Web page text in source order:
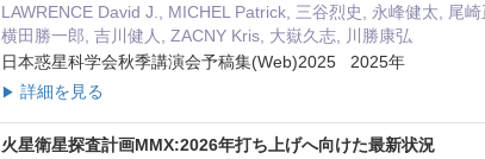
LAWRENCE David J., MICHEL Patrick, 三谷烈史, 永峰健太, 尾
横田勝一郎, 吉川健人, ZACNY Kris, 大嶽久志, 川勝康弘
日本惑星科学会秋季講演会予稿集(Web)2025 2025年
▶ 詳細を見る
火星衛星探査計画MMX:2026年打ち上げへ向けた最新状況